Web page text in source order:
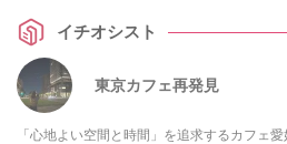
イチオシスト
東京カフェ再発見
「心地よい空間と時間」を追求するカフェ